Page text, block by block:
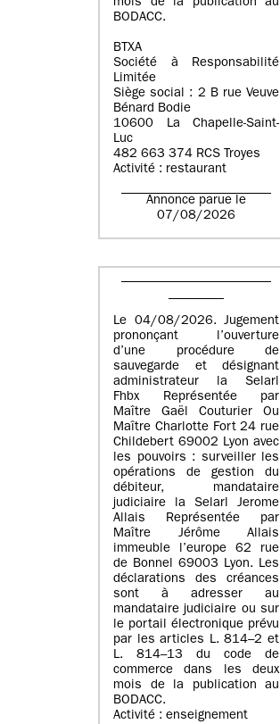
mois de la publication au
BODACC.
BTXA
Société à Responsabilité
Limitée
Siège social : 2 B rue Veuve
Bénard Bodie
10600 La Chapelle-Saint-
Luc
482 663 374 RCS Troyes
Activité : restaurant
Annonce parue le
07/08/2026
Le 04/08/2026. Jugement
prononçant l’ouverture
d’une procédure de
sauvegarde et désignant
administrateur la Selarl
Fhbx Représentée par
Maître Gaël Couturier Ou
Maître Charlotte Fort 24 rue
Childebert 69002 Lyon avec
les pouvoirs : surveiller les
opérations de gestion du
débiteur, mandataire
judiciaire la Selarl Jerome
Allais Représentée par
Maître Jérôme Allais
immeuble l’europe 62 rue
de Bonnel 69003 Lyon. Les
déclarations des créances
sont à adresser au
mandataire judiciaire ou sur
le portail électronique prévu
par les articles L. 814–2 et
L. 814–13 du code de
commerce dans les deux
mois de la publication au
BODACC.
Activité : enseignement